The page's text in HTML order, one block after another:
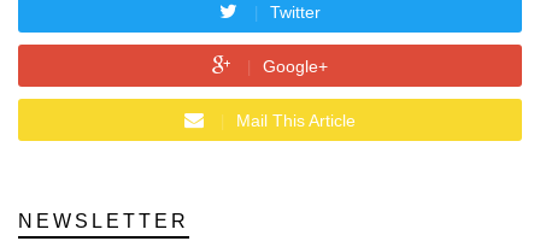
Twitter
Google+
Mail This Article
NEWSLETTER